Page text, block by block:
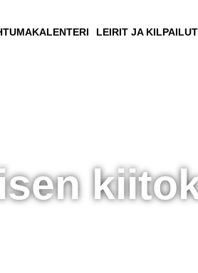
LEIRIT JA KILPAILUT